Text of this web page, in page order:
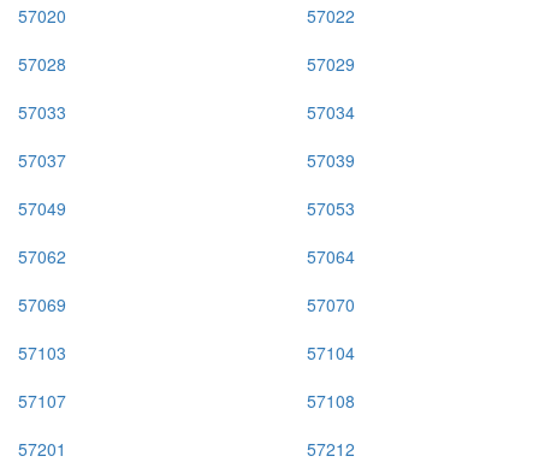
57020
57022
57028
57029
57033
57034
57037
57039
57049
57053
57062
57064
57069
57070
57103
57104
57107
57108
57201
57212